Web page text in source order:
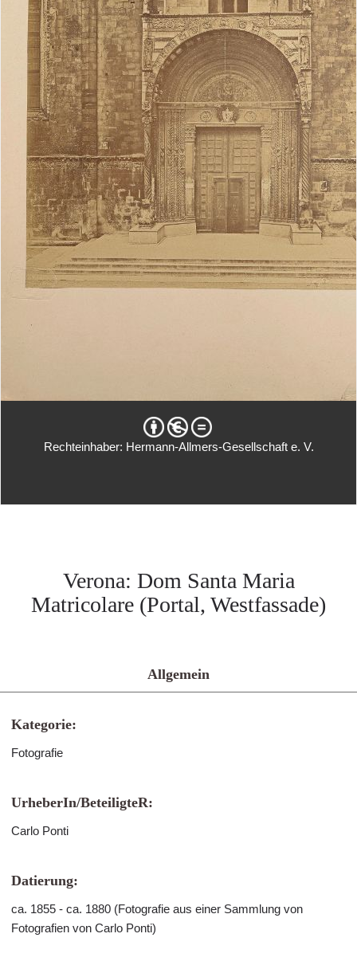
Rechteinhaber: Hermann-Allmers-Gesellschaft e. V.
Verona: Dom Santa Maria
Matricolare (Portal, Westfassade)
Allgemein
Kategorie:
Fotografie
UrheberIn/BeteiligteR:
Carlo Ponti
Datierung:
ca. 1855 - ca. 1880 (Fotografie aus einer Sammlung von
Fotografien von Carlo Ponti)